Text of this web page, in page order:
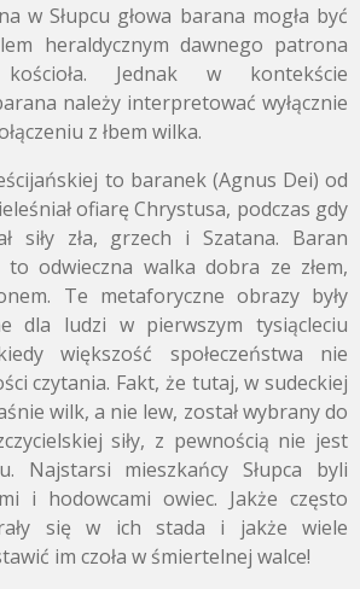
w Słupcu głowa barana mogła być
heraldycznym dawnego patrona
Jednak w kontekście
należy interpretować wyłącznie
z łbem wilka.
to baranek (Agnus Dei) od
ofiarę Chrystusa, podczas gdy
siły zła, grzech i Szatana. Baran
odwieczna walka dobra ze złem,
Te metaforyczne obrazy były
dla ludzi w pierwszym tysiącleciu
większość społeczeństwa nie
czytania. Fakt, że tutaj, w sudeckiej
wilk, a nie lew, został wybrany do
siły, z pewnością nie jest
Najstarsi mieszkańcy Słupca byli
i hodowcami owiec. Jakże często
się w ich stada i jakże wiele
im czoła w śmiertelnej walce!